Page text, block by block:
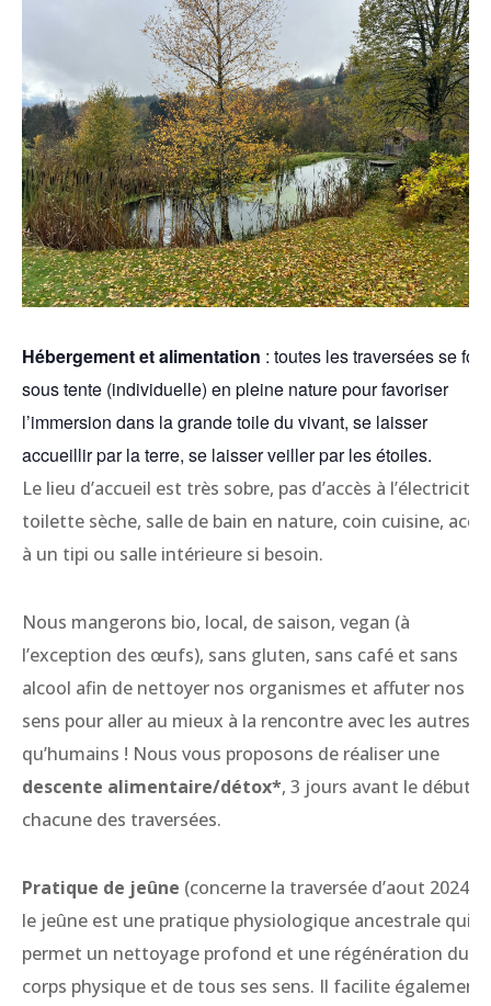
Hébergement et alimentation : toutes les traversées se font
sous tente (individuelle) en pleine nature pour favoriser
l’immersion dans la grande toile du vivant, se laisser
accueillir par la terre, se laisser veiller par les étoiles.
Le lieu d’accueil est très sobre, pas d’accès à l’électricité,
toilette sèche, salle de bain en nature, coin cuisine,
à un tipi ou salle intérieure si besoin.
Nous mangerons bio, local, de saison, vegan (à
l’exception des œufs), sans gluten, sans café et sans
alcool afin de nettoyer nos organismes et affuter nos
sens pour aller au mieux à la rencontre avec les autres
qu’humains ! Nous vous proposons de réaliser une
descente alimentaire/détox*, 3 jours avant le début
chacune des traversées.
Pratique de jeûne (concerne la traversée d’aout 2024) :
le jeûne est une pratique physiologique ancestrale qui
permet un nettoyage profond et une régénération du
corps physique et de tous ses sens. Il facilite également